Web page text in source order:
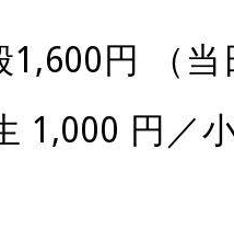
円 （
1,000 円／